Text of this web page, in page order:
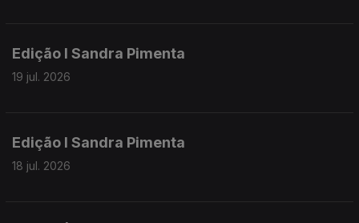
Edição I Sandra Pimenta
19 jul. 2026
Edição I Sandra Pimenta
18 jul. 2026